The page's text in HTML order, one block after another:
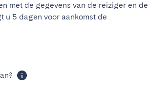
met de gegevens van de reiziger en de
u 5 dagen voor aankomst de